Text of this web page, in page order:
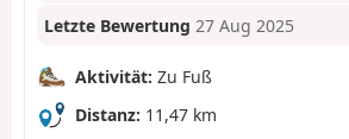
Letzte Bewertung 27 Aug 2025
Aktivität: Zu Fuß
Distanz: 11,47 km